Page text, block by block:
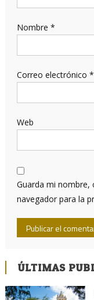
Nombre *
Correo electrónico *
Web
Guarda mi nombre,
navegador para la
ÚLTIMAS